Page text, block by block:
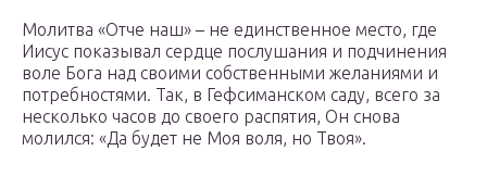
Молитва «Отче наш» – не единственное место, где
Иисус показывал сердце послушания и подчинения
воле Бога над своими собственными желаниями и
потребностями. Так, в Гефсиманском саду, всего за
несколько часов до своего распятия, Он снова
молился: «Да будет не Моя воля, но Твоя».